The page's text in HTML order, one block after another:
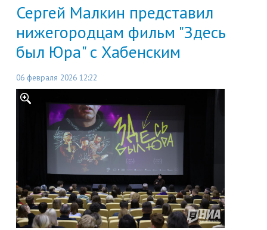
Сергей Малкин представил
нижегородцам фильм "Здесь
был Юра" с Хабенским
06 февраля 2026 12:22